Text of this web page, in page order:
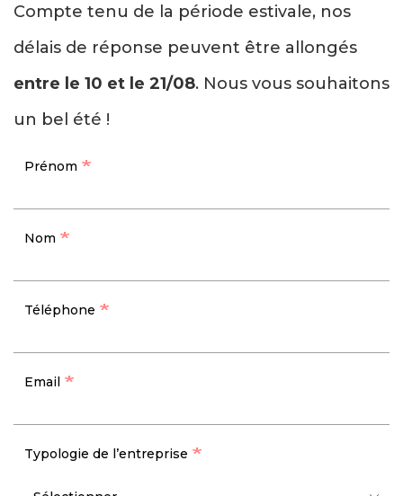
Compte tenu de la période estivale, nos
délais de réponse peuvent être allongés
entre le 10 et le 21/08. Nous vous souhaitons
un bel été !
Prénom
Nom
Téléphone
Email
Typologie de l’entreprise